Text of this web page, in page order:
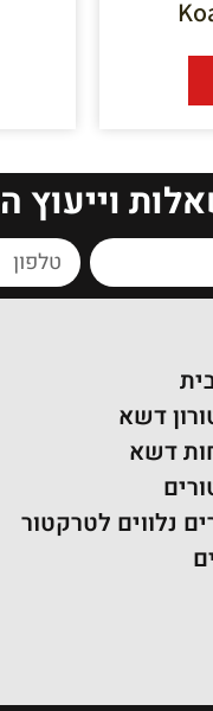
וייעוץ
דשא
דשא
נלווים לטרקטור